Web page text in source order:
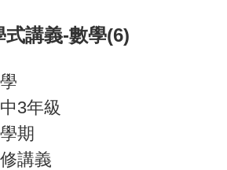
式講義-數學(6)
3年級
期
講義